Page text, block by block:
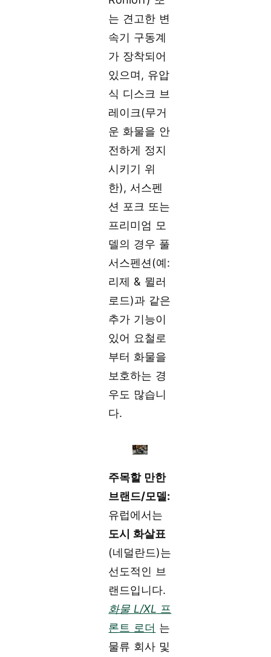
는 견고한 변
속기 구동계
가 장착되어
있으며, 유압
식 디스크 브
레이크(무거
운 화물을 안
전하게 정지
시키기 위
한), 서스펜
션 포크 또는
프리미엄 모
델의 경우 풀
서스펜션(예:
리제 & 뮐러
로드)과 같은
추가 기능이
있어 요철로
부터 화물을
보호하는 경
우도 많습니
다.
주목할 만한
브랜드/모델:
유럽에서는
도시 화살표
(네덜란드)는
선도적인 브
랜드입니다.
화물 L/XL 프
론트 로더 는
물류 회사 및